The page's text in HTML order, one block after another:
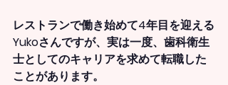
レストランで働き始めて4年目を迎える
Yukoさんですが、実は一度、歯科衛生
士としてのキャリアを求めて転職した
ことがあります。